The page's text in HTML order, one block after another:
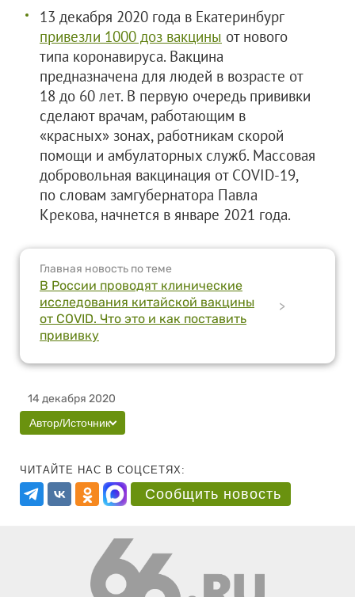
13 декабря 2020 года в Екатеринбург
привезли 1000 доз вакцины от нового
типа коронавируса. Вакцина
предназначена для людей в возрасте от
18 до 60 лет. В первую очередь прививки
сделают врачам, работающим в
«красных» зонах, работникам скорой
помощи и амбулаторных служб. Массовая
добровольная вакцинация от COVID-19,
по словам замгубернатора Павла
Крекова, начнется в январе 2021 года.
Главная новость по теме
В России проводят клинические
исследования китайской вакцины
от COVID. Что это и как поставить
прививку
>
14 декабря 2020
Автор/Источник
ЧИТАЙТЕ НАС В СОЦСЕТЯХ:
Сообщить новость